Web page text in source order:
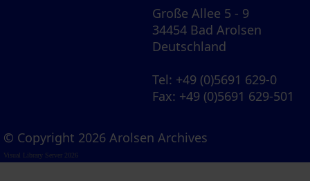
Große Allee 5 - 9
34454 Bad Arolsen
Deutschland
Tel: +49 (0)5691 629-0
Fax: +49 (0)5691 629-501
© Copyright 2026 Arolsen Archives
Visual Library Server 2026